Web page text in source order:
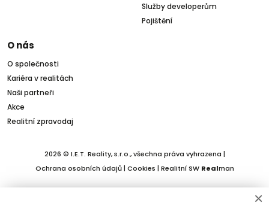
Služby developerům
Pojištění
O nás
O společnosti
Kariéra v realitách
Naši partneři
Akce
Realitní zpravodaj
2026 © I.E.T. Reality, s.r.o., všechna práva vyhrazena |
Ochrana osobních údajů| Cookies | Realitní SW Realman
×